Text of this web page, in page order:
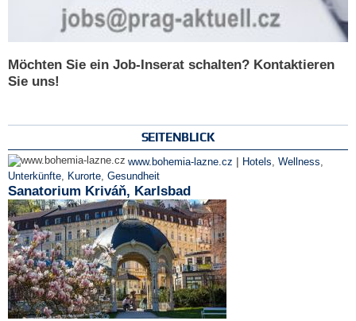
Möchten Sie ein Job-Inserat schalten? Kontaktieren
Sie uns!
SEITENBLICK
www.bohemia-lazne.cz | Hotels Wellness
Unterkünfte
Kurorte Gesundheit
Sanatorium Kriváň, Karlsbad